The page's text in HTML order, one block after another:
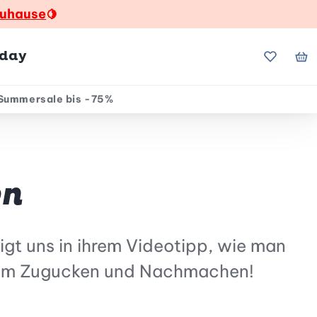
🍋
Meine
bis -75%
uns in ihrem Videotipp, wie man
Zugucken und Nachmachen!